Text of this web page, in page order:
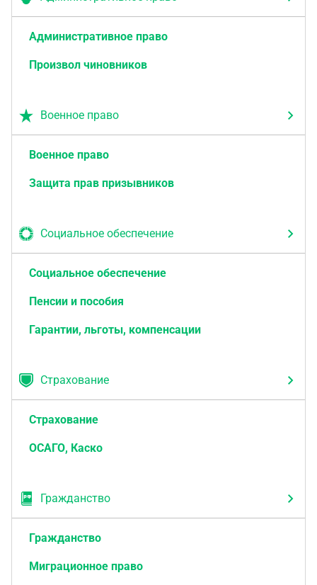
Административное право
Произвол чиновников
Военное право
Военное право
Защита прав призывников
Социальное обеспечение
Социальное обеспечение
Пенсии и пособия
Гарантии, льготы, компенсации
Страхование
Страхование
ОСАГО, Каско
Гражданство
Гражданство
Миграционное право